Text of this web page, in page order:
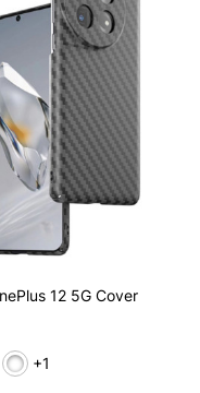
12 5G Cover
Noir
Noir Vert
+1